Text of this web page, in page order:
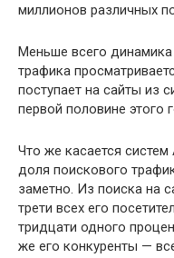
миллионов различных
Меньше всего
трафика
поступает на сайты из
первой половине этого
Что же касается
доля поискового
заметно. Из поиска на
трети всех его
тридцати одного
же его конкуренты —